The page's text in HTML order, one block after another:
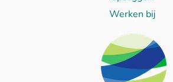
Werken bij